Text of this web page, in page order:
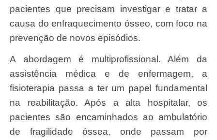
pacientes que precisam investigar e tratar a
causa do enfraquecimento ósseo, com foco na
prevenção de novos episódios.
A abordagem é multiprofissional. Além da
assistência médica e de enfermagem, a
fisioterapia passa a ter um papel fundamental
na reabilitação. Após a alta hospitalar, os
pacientes são encaminhados ao ambulatório
de fragilidade óssea, onde passam por